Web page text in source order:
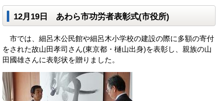
12月19日 あわら市功労者表彰式(市役所)
市では、細呂木公民館や細呂木小学校の建設の際に多額の寄付
をされた故山田孝司さん(東京都・樋山出身)を表彰し、親族の山
田國雄さんに表彰状を贈りました。